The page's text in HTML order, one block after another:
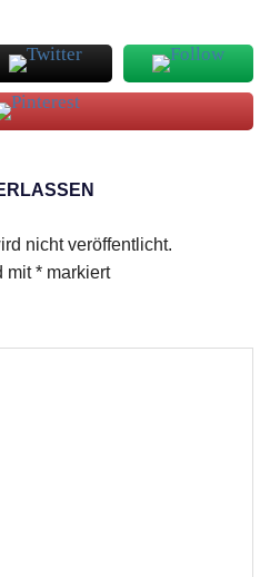
nicht veröffentlicht.
mit* markiert